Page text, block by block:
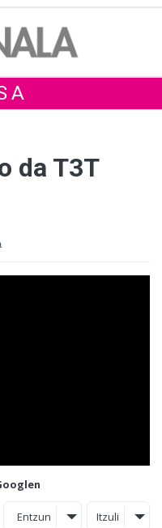
da T3T
Entzun Itzuli